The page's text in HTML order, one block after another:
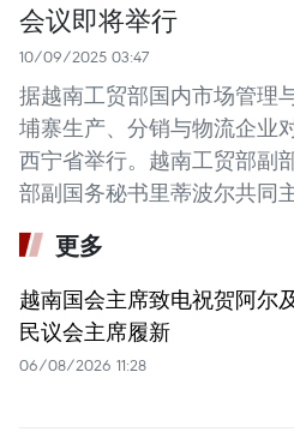
会议即将举行
10/09/2025 03:47
据越南工贸部国内市场管理
埔寨生产、分销与物流企业
西宁省举行。越南工贸部副
部副国务秘书里蒂波尔共同
更多
越南国会主席致电祝贺阿尔
民议会主席履新
06/08/2026 11:28